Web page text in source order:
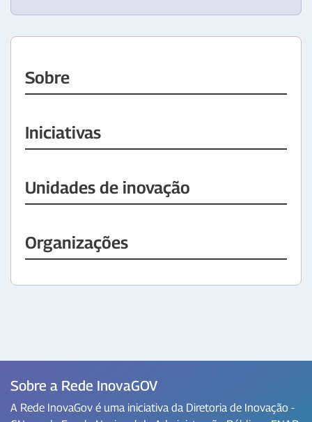
Sobre
Iniciativas
Unidades de inovação
Organizações
Sobre a Rede InovaGOV
A Rede InovaGov é uma iniciativa da Diretoria de Inovação -